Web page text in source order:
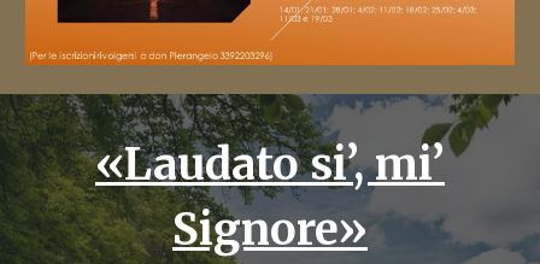
«Laudato si’, mi’
Signore»